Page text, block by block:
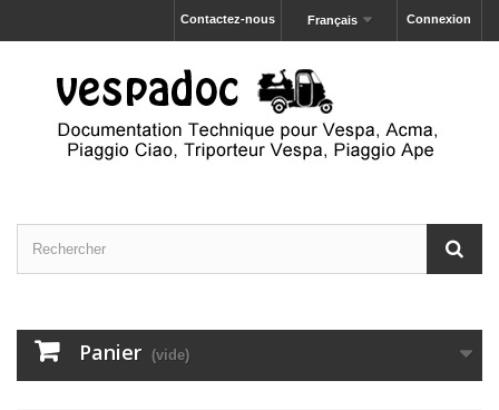
Connexion
Français
Contactez-nous
Panier (vide)